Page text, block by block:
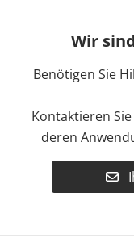
Wir
Benötigen Sie
Kontaktieren
deren